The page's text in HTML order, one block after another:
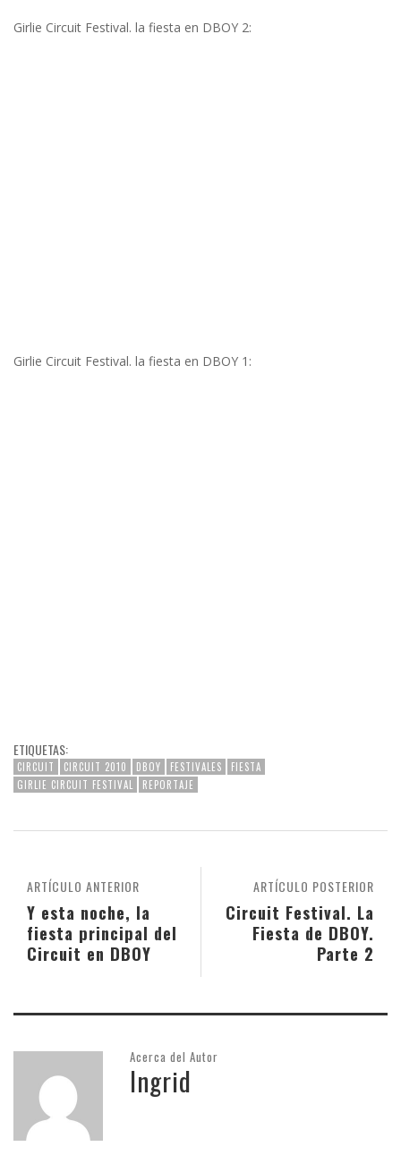
Girlie Circuit Festival. la fiesta en DBOY 2:
Girlie Circuit Festival. la fiesta en DBOY 1:
ETIQUETAS:
CIRCUIT CIRCUIT 2010 DBOY FESTIVALES
FIESTA
GIRLIE CIRCUIT FESTIVAL
REPORTAJE
ARTÍCULO POSTERIOR
Circuit Festival. La
Fiesta de DBOY.
Parte 2
ARTÍCULO ANTERIOR
Y esta noche, la
fiesta principal del
Circuit en DBOY
Acerca del Autor
Ingrid